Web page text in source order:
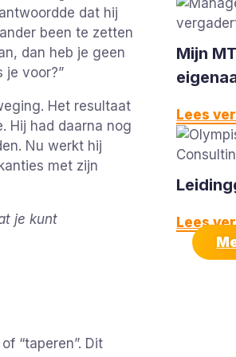
dat hij
been te zetten
dan heb je geen
je voor?”
Het resultaat
Hij had daarna nog
Nu werkt hij
met zijn
je kunt
“taperen”. Dit
Mijn
Lees
Lees